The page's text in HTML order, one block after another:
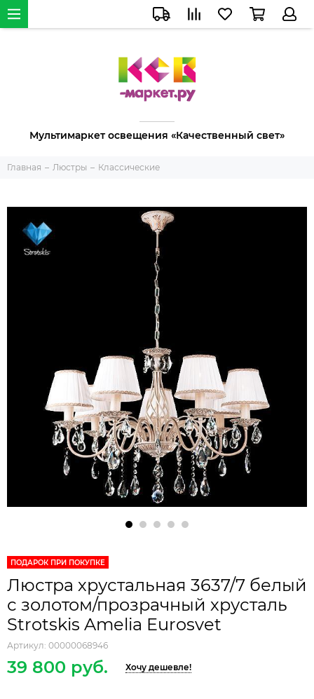
Мультимаркет освещения «Качественный свет»
Главная Люстры Классические
ПОДАРОК ПРИ ПОКУПКЕ
Люстра хрустальная 3637/7 белый
с золотом/прозрачный хрусталь
Strotskis Amelia Eurosvet
Артикул: 00000068946
39 800 руб. Хочу дешевле!